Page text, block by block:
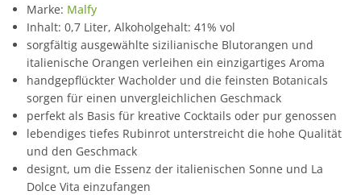
Marke: Malfy
Inhalt: 0,7 Liter, Alkoholgehalt: 41% vol
sorgfältig ausgewählte sizilianische Blutorangen und
italienische Orangen verleihen ein einzigartiges Aroma
handgepflückter Wacholder und die feinsten Botanicals
sorgen für einen unvergleichlichen Geschmack
perfekt als Basis für kreative Cocktails oder pur genossen
lebendiges tiefes Rubinrot unterstreicht die hohe Qualität
und den Geschmack
designt, um die Essenz der italienischen Sonne und La
Dolce Vita einzufangen